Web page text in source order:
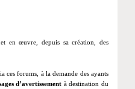
en œuvre, depuis sa création, des
ces forums, à la demande des ayants
d’avertissement à destination du